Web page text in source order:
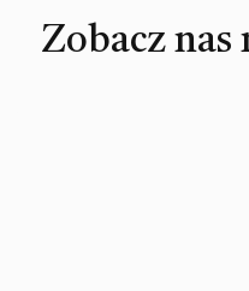
Zobacz nas